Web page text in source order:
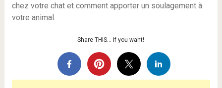
chez votre chat et comment apporter un soulagement à
votre animal.
Share THIS… If you want!